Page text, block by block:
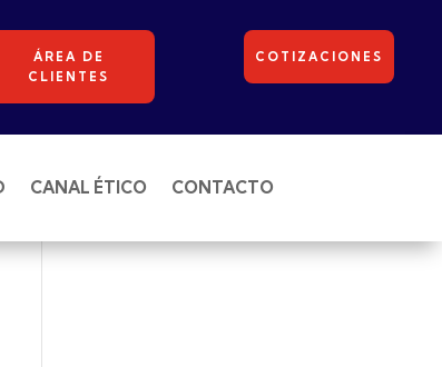
ÁREA DE
CLIENTES
COTIZACIONES
CANAL ÉTICO CONTACTO